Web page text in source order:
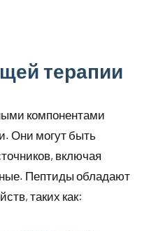
терапии
компонентами
Они могут быть
включая
Пептиды обладают
таких как: